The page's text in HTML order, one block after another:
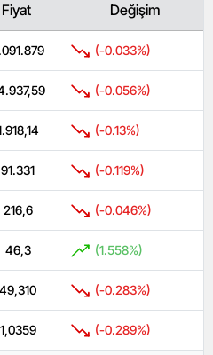
Fiyat Değişim
(-0.033%)
(-0.056%)
(-0.13%)
91.331 (-0.119%)
216,6 (-0.046%)
46,3 (1.558%)
49,310 (-0.283%)
1,0359 (-0.289%)